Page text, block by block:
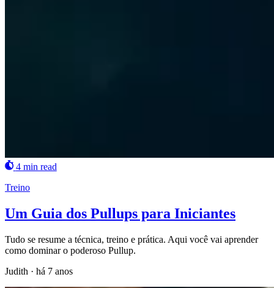
4 min read
Treino
Um Guia dos Pullups para Iniciantes
Tudo se resume a técnica, treino e prática. Aqui você vai aprender
como dominar o poderoso Pullup.
Judith · há 7 anos